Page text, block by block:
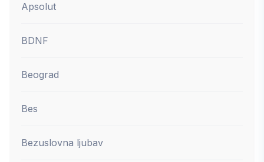
Apsolut
BDNF
Beograd
Bes
Bezuslovna ljubav